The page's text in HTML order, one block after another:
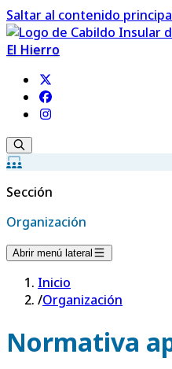
Saltar al contenido
El Hierro
Sección
Organización
Abrir menú lateral
Inicio
/Organización
Normativa